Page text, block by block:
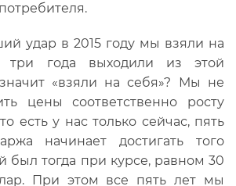
удар в 2015 году мы взяли на
три года выходили из этой
«взяли на себя»? Мы не
цены соответственно росту
есть у нас только сейчас, пять
начинает достигать того
был тогда при курсе, равном 30
При этом все пять лет мы